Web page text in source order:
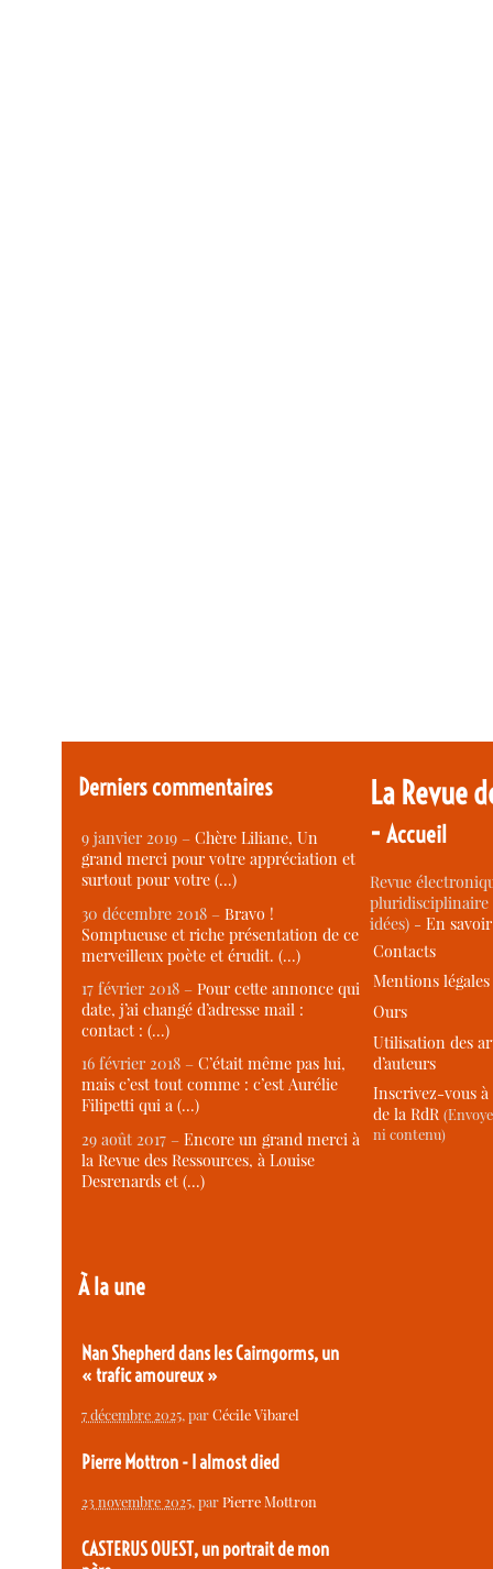
Derniers commentaires
9 janvier 2019 –Chère Liliane, Un
grand merci pour votre appréciation et
surtout pour votre (…)
30 décembre 2018 –Bravo !
Somptueuse et riche présentation de ce
merveilleux poète et érudit. (…)
17 février 2018 –Pour cette annonce qui
date, j’ai changé d’adresse mail :
contact : (…)
16 février 2018 –C’était même pas lui,
mais c’est tout comme : c’est Aurélie
Filipetti qui a (…)
29 août 2017 –Encore un grand merci à
la Revue des Ressources, à Louise
Desrenards et (…)
À la une
Nan Shepherd dans les Cairngorms, un
« trafic amoureux »
7 décembre 2025, parCécile Vibarel
Pierre Mottron - I almost died
23 novembre 2025, parPierre Mottron
CASTERUS OUEST, un portrait de mon
La Revue
-Accueil
Revue
idées) -En
Contacts
Mentions légales
Ours
Utilisation des
d’auteurs
Inscrivez-vous
de la RdR
ni contenu)